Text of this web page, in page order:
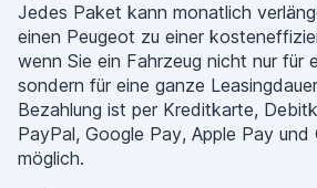
Jedes Paket kann monatlich
einen Peugeot zu einer
wenn Sie ein Fahrzeug nicht nur für
sondern für eine ganze
Bezahlung ist per Kreditkarte,
PayPal, Google Pay, Apple Pay und
möglich.